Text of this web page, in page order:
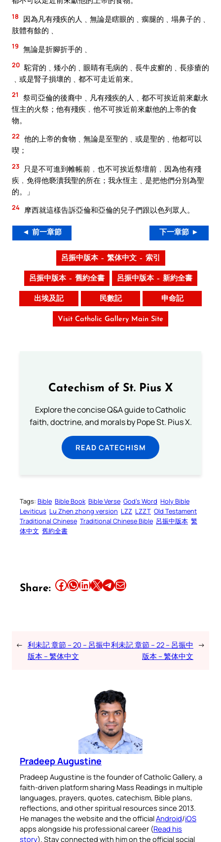
18
因為凡有殘疾的人﹑無論是瞎眼的﹑瘸腿的﹑塌鼻子的﹑
肢體有餘的﹑
19 無論是折腳折手的﹑
20 駝背的﹑矮小的﹑眼睛有毛病的﹑長牛皮癬的﹑長疹瘡的
﹑或是腎子損壞的﹑都不可走近前來。
21
祭司亞倫的後裔中﹑凡有殘疾的人﹑都不可挨近前來獻永
恆主的火祭；他有殘疾﹐他不可挨近前來獻他的上帝的食
物。
22 他的上帝的食物﹑無論是至聖的﹑或是聖的﹑他都可以
喫；
23
只是不可進到帷帳前﹐也不可挨近祭壇前﹐因為他有殘
疾﹐免得他褻瀆我聖的所在；我永恆主﹑是把他們分別為聖
的。」
24 摩西就這樣告訴亞倫和亞倫的兒子們跟以色列眾人。
◄ 前一章節 下一章節 ►
呂振中版本 – 繁体中文 – 索引
呂振中版本 – 舊約全書 呂振中版本 – 新約全書
出埃及記 民數記 申命記
Visit Catholic Gallery Main Site
Catechism of St. Pius X
Explore the concise Q&A guide to Catholic
faith, doctrine, and morals by Pope St. Pius X.
READ CATECHISM
Tags: Bible Bible Book Bible Verse God’s Word Holy Bible
Leviticus Lu Zhen zhong version LZZ LZZT Old Testament
Traditional Chinese Traditional Chinese Bible 呂振中版本 繁
体中文 舊約全書
Share: Share this article on Facebook Share this article on WhatsApp Share this article on LinkedIn Share this article on X Share this article on TelegramEmail this Article
← 利未記 章節 – 20 – 呂振中
版本 – 繁体中文
利未記 章節 – 22 – 呂振中
版本 – 繁体中文
→
Pradeep Augustine
Pradeep Augustine is the founder of Catholic Gallery, a
faith-driven platform sharing Mass Readings in multiple
languages, prayers, quotes, catechism, Bible plans,
reflections, and other spiritual resources since 2013.
He manages the website and the officialAndroid/iOS
apps alongside his professional career (Read his
story). Stay connected with him on the official social